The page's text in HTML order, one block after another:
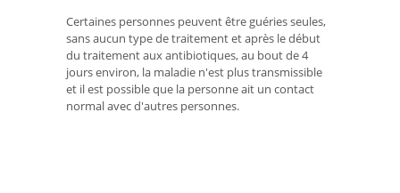
Certaines personnes peuvent être guéries seules,
sans aucun type de traitement et après le début
du traitement aux antibiotiques, au bout de 4
jours environ, la maladie n'est plus transmissible
et il est possible que la personne ait un contact
normal avec d'autres personnes.